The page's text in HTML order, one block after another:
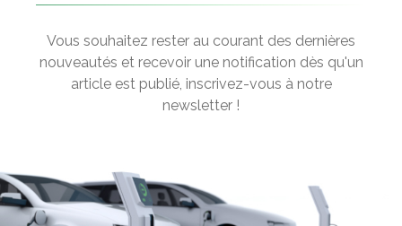
Nouvelle usine pour recycler 14 tonnes de batteries lithium par jour
← Revenir aux actualités
14 TONNES DE BATTERIES LITHIUM
PAR JOUR
Vous souhaitez rester au courant des dernières
nouveautés et recevoir une notification dès qu'un
article est publié, inscrivez-vous à notre
newsletter !